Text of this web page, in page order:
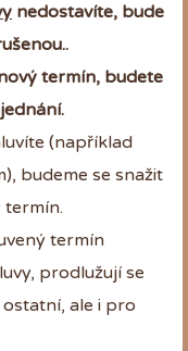
nedostavíte, bude
termín, budete
(například
budeme se snažit
termín.
termín
prodlužují se
ale i pro